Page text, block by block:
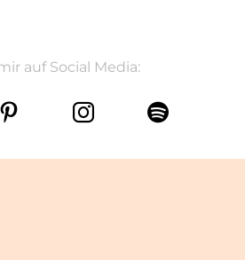
auf Social Media: